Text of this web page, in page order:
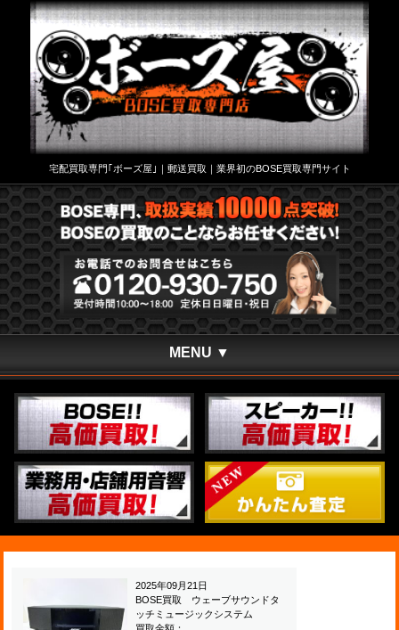
宅配買取専門｢ボーズ屋｣｜郵送買取｜業界初のBOSE買取専門サイト
MENU ▼
2025年09月21日
BOSE買取 ウェーブサウンドタ
ッチミュージックシステム